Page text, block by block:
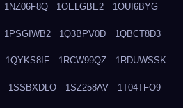
1NZ06F8Q 1OELGBE2 1OUI6BYG
1PSGIWB2 1Q3BPV0D 1QBCT8D3
1QYKS8IF 1RCW99QZ 1RDUWSSK
1SSBXDLO 1SZ258AV 1T04TFO9